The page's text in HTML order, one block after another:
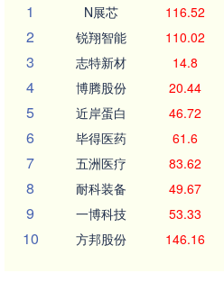
1
N展芯 116.52
2 锐翔智能 110.02
3 志特新材 14.8
4 博腾股份 20.44
5 近岸蛋白 46.72
6 毕得医药 61.6
7 五洲医疗 83.62
8 耐科装备 49.67
9 一博科技 53.33
10 方邦股份 146.16